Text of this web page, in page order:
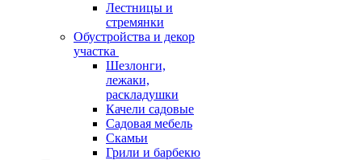
Лестницы и
стремянки
Обустройства и декор
участка
Шезлонги,
лежаки,
раскладушки
Качели садовые
Садовая мебель
Скамьи
Грили и барбекю